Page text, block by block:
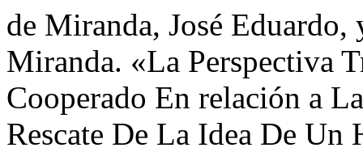
de Miranda, José
Miranda. «La Perspectiva
Cooperado En relación a
Rescate De La Idea De